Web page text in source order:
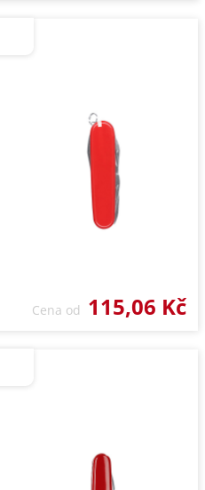
Cena od 115,06 Kč